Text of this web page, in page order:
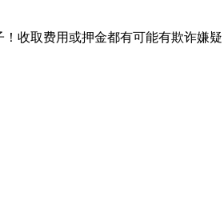
收取费用或押金都有可能有欺诈嫌